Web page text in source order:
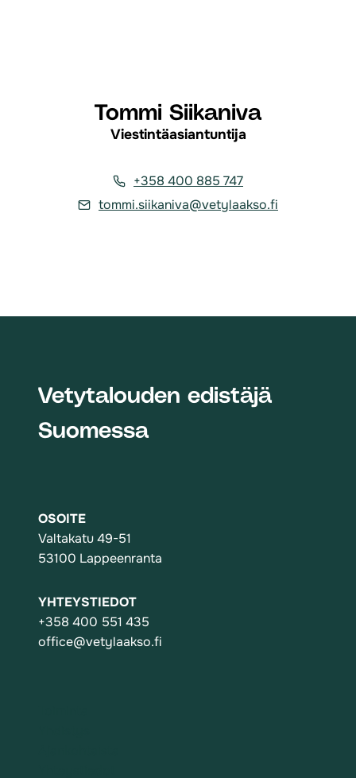
Tommi Siikaniva
Viestintäasiantuntija
+358 400 885 747
tommi.siikaniva@vetylaakso.fi
Vetytalouden edistäjä
Suomessa
OSOITE
Valtakatu 49-51
53100 Lappeenranta
YHTEYSTIEDOT
+358 400 551 435
office@vetylaakso.fi